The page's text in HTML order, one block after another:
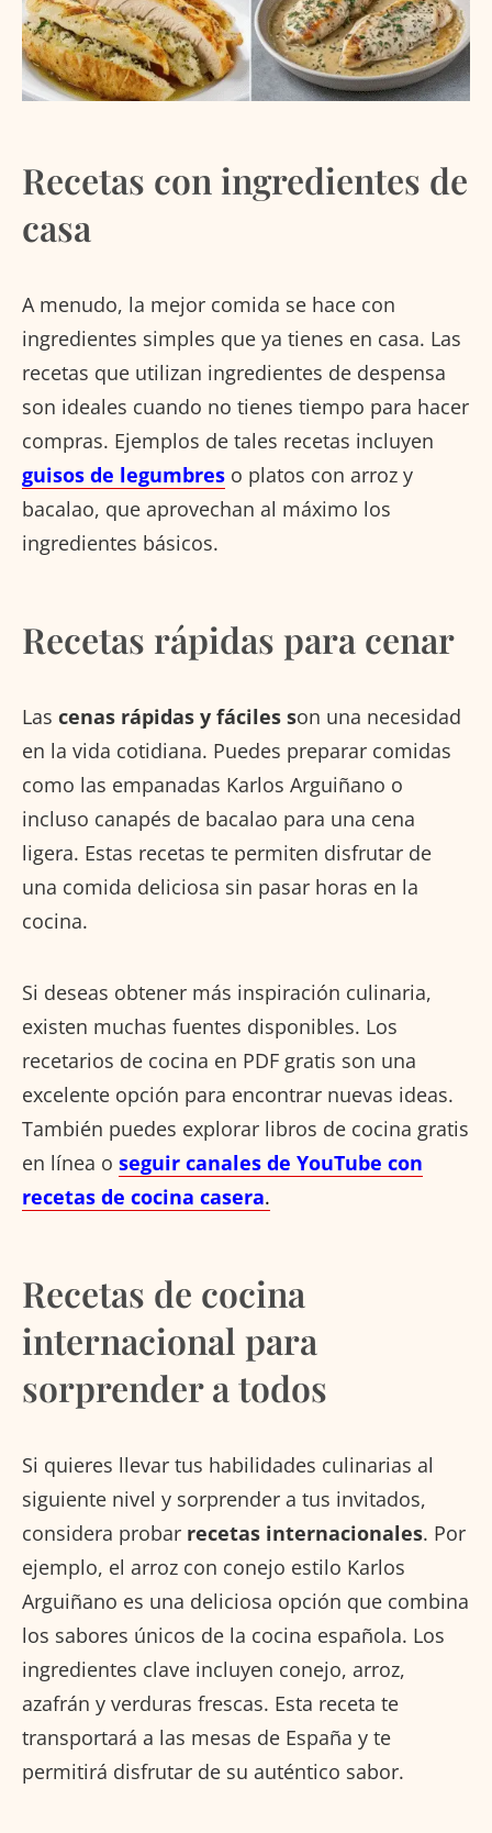
Recetas con ingredientes de
casa
A menudo, la mejor comida se hace con
ingredientes simples que ya tienes en casa. Las
recetas que utilizan ingredientes de despensa
son ideales cuando no tienes tiempo para hacer
compras. Ejemplos de tales recetas incluyen
guisos de legumbres o platos con arroz y
bacalao, que aprovechan al máximo los
ingredientes básicos.
Recetas rápidas para cenar
Las cenas rápidas y fáciles son una necesidad
en la vida cotidiana. Puedes preparar comidas
como las empanadas Karlos Arguiñano o
incluso canapés de bacalao para una cena
ligera. Estas recetas te permiten disfrutar de
una comida deliciosa sin pasar horas en la
cocina.
Si deseas obtener más inspiración culinaria,
existen muchas fuentes disponibles. Los
recetarios de cocina en PDF gratis son una
excelente opción para encontrar nuevas ideas.
También puedes explorar libros de cocina gratis
en línea o seguir canales de YouTube con
recetas de cocina casera.
Recetas de cocina
internacional para
sorprender a todos
Si quieres llevar tus habilidades culinarias al
siguiente nivel y sorprender a tus invitados,
considera probar recetas internacionales. Por
ejemplo, el arroz con conejo estilo Karlos
Arguiñano es una deliciosa opción que combina
los sabores únicos de la cocina española. Los
ingredientes clave incluyen conejo, arroz,
azafrán y verduras frescas. Esta receta te
transportará a las mesas de España y te
permitirá disfrutar de su auténtico sabor.